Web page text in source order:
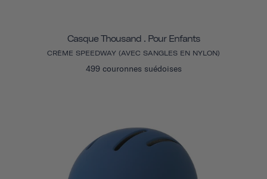
Casque Thousand . Pour Enfants
CRÈME SPEEDWAY (AVEC SANGLES EN NYLON)
499 couronnes suédoises